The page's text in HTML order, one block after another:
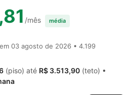
/mês média
03 agosto de 2026 • 4.199
(piso) até R$ 3.513,90 (teto) •